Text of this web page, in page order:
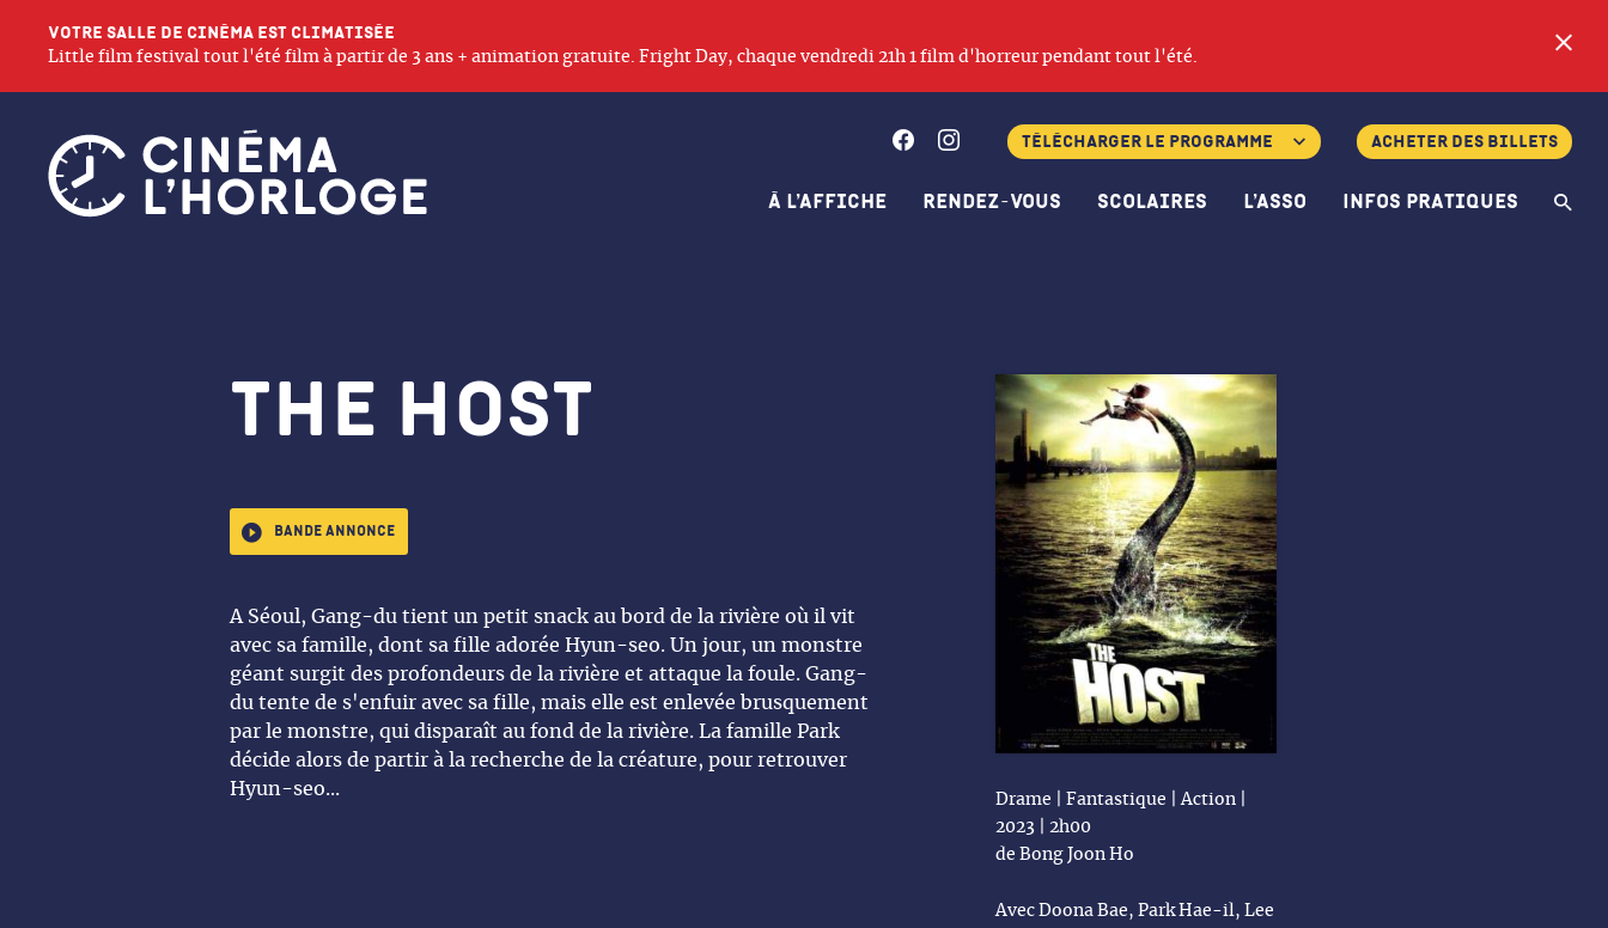
Votre salle de cinéma est climatisée
Little film festival tout l'été film à partir de 3 ans + animation gratuite. Fright Day, chaque vendredi 21h 1 film d'horreur pendant tout l'été.
À l’affiche Rendez-vous Scolaires L’asso Infos pratiques
FacebookInstagramTélécharger le programme Acheter des billets
The Host
Bande annonce
A Séoul, Gang-du tient un petit snack au bord de la rivière où il vit
avec sa famille, dont sa fille adorée Hyun-seo. Un jour, un monstre
géant surgit des profondeurs de la rivière et attaque la foule. Gang-
du tente de s'enfuir avec sa fille, mais elle est enlevée brusquement
par le monstre, qui disparaît au fond de la rivière. La famille Park
décide alors de partir à la recherche de la créature, pour retrouver
Hyun-seo...
Drame | Fantastique | Action |
2023 | 2h00
de Bong Joon Ho
Avec Doona Bae, Park Hae-il, Lee